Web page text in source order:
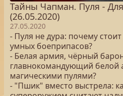
Тайны Чапман. Пуля -
(26.05.2020)
27.05.2020
- Пуля не дура: почему
умных боеприпасов?
- Белая армия, чёрный
главнокомандующий белой
магическими пулями?
- "Пшик" вместо выстрела: